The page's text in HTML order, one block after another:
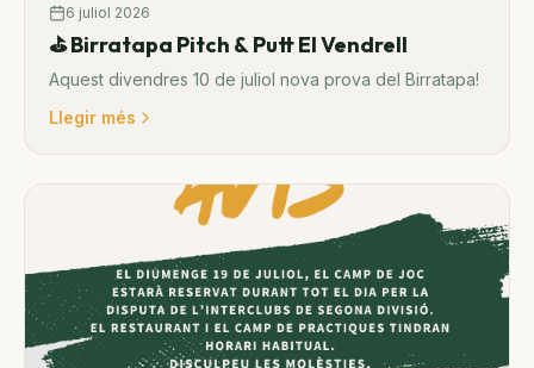
6 juliol 2026
⛳ Birratapa Pitch & Putt El Vendrell
Aquest divendres 10 de juliol nova prova del Birratapa!
Llegir més